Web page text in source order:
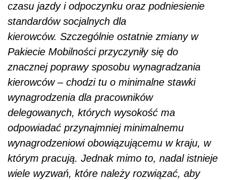
czasu jazdy i odpoczynku oraz podniesienie
standardów socjalnych dla
kierowców. Szczególnie ostatnie zmiany w
Pakiecie Mobilności przyczyniły się do
znacznej poprawy sposobu wynagradzania
kierowców – chodzi tu o minimalne stawki
wynagrodzenia dla pracowników
delegowanych, których wysokość ma
odpowiadać przynajmniej minimalnemu
wynagrodzeniowi obowiązującemu w kraju, w
którym pracują. Jednakmimo to, nadal istnieje
wiele wyzwań, które należy rozwiązać, aby